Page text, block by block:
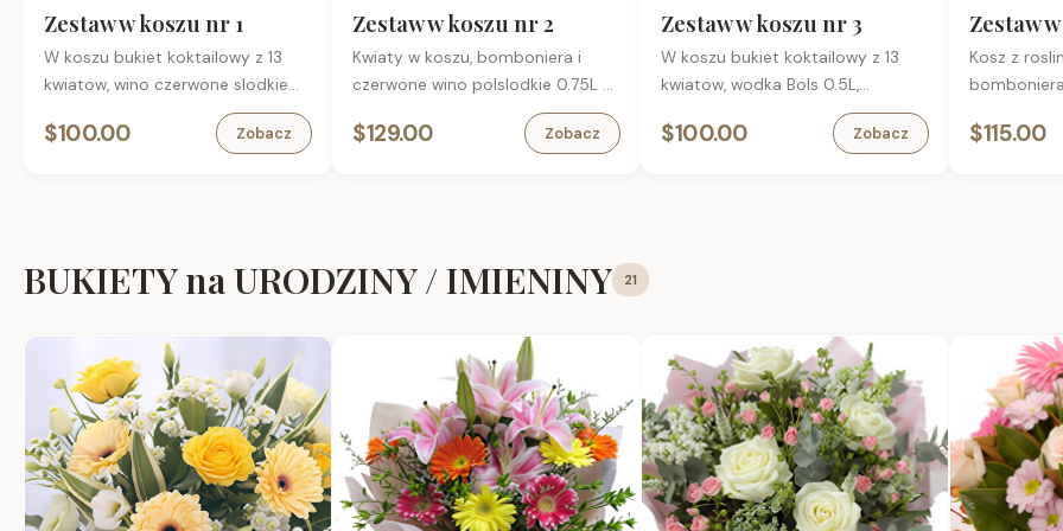
(tuba) –
intensywna
Piwo
Zestaw w koszu nr 1
W koszu bukiet koktailowy z 13
kwiatow, wino czerwone slodkie
Vermouth 1L, bomboniera , karta
okolicznosciowa.
$100.00 Zobacz
Zestaw w koszu nr 2
Kwiaty w koszu, bomboniera i
czerwone wino polslodkie 0.75L w
torebce prezentowej, karta
okolicznosciowa.
$129.00 Zobacz
Zestaw w koszu nr 3
W koszu bukiet koktailowy z 13
kwiatow, wodka Bols 0.5L,
okolicznosciowa
$100.00 Zobacz
Zestaw
Kosz z
$115.00
BUKIETY na URODZINY / IMIENINY 21